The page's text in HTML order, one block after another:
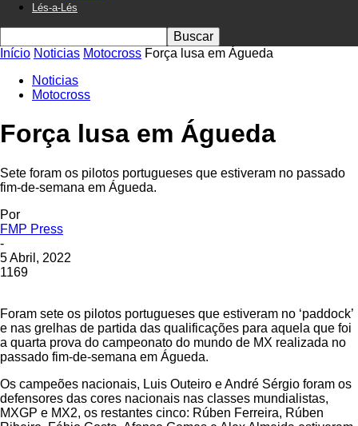
Lés-a-Lés
Início Noticias Motocross Força lusa em Águeda
Noticias
Motocross
Força lusa em Águeda
Sete foram os pilotos portugueses que estiveram no passado
fim‑de‑semana em Águeda.
Por
FMP Press
-
5 Abril, 2022
1169
Foram sete os pilotos portugueses que estiveram no ‘paddock’
e nas grelhas de partida das qualificações para aquela que foi
a quarta prova do campeonato do mundo de MX realizada no
passado fim‑de‑semana em Águeda.
Os campeões nacionais, Luis Outeiro e André Sérgio foram os
defensores das cores nacionais nas classes mundialistas,
MXGP e MX2, os restantes cinco: Rúben Ferreira, Rúben